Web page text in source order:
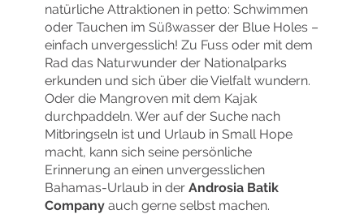
natürliche Attraktionen in petto: Schwimmen
oder Tauchen im Süßwasser der Blue Holes –
einfach unvergesslich! Zu Fuss oder mit dem
Rad das Naturwunder der Nationalparks
erkunden und sich über die Vielfalt wundern.
Oder die Mangroven mit dem Kajak
durchpaddeln. Wer auf der Suche nach
Mitbringseln ist und Urlaub in Small Hope
macht, kann sich seine persönliche
Erinnerung an einen unvergesslichen
Bahamas-Urlaub in der Androsia Batik
Companyauch gerne selbst machen.